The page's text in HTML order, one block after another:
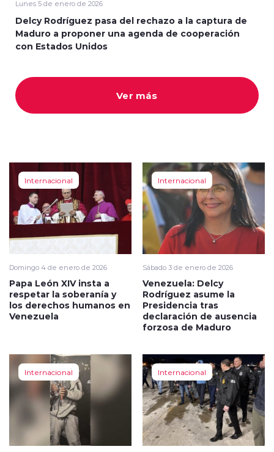
Lunes 5 de enero de 2026
Delcy Rodríguez pasa del rechazo a la captura de
Maduro a proponer una agenda de cooperación
con Estados Unidos
Ver más
Internacional
Domingo 4 de enero de 2026
Papa León XIV insta a
respetar la soberanía y
los derechos humanos en
Venezuela
Internacional
Sábado 3 de enero de 2026
Venezuela: Delcy
Rodríguez asume la
Presidencia tras
declaración de ausencia
forzosa de Maduro
Internacional Internacional